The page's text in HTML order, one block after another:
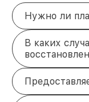
Нужно ли
В каких